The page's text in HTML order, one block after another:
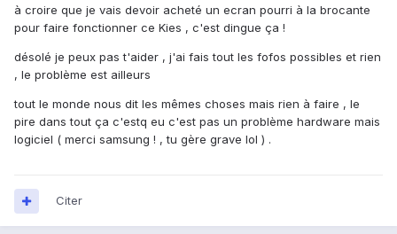
à croire que je vais devoir acheté un ecran pourri à la brocante
pour faire fonctionner ce Kies , c'est dingue ça !
désolé je peux pas t'aider , j'ai fais tout les fofos possibles et rien
, le problème est ailleurs
tout le monde nous dit les mêmes choses mais rien à faire , le
pire dans tout ça c'estq eu c'est pas un problème hardware mais
logiciel ( merci samsung ! , tu gère grave lol ) .
Citer